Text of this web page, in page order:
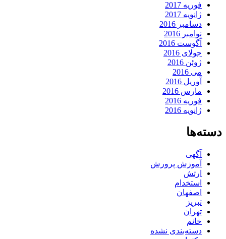
فوریه 2017
ژانویه 2017
دسامبر 2016
نوامبر 2016
آگوست 2016
جولای 2016
ژوئن 2016
می 2016
آوریل 2016
مارس 2016
فوریه 2016
ژانویه 2016
دسته‌ها
آگهی
آموزش پرورش
ارتش
استخدام
اصفهان
تبریز
تهران
خانم
دسته‌بندی نشده